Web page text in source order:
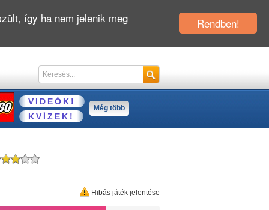
VIDEÓK!
KVÍZEK!
Még több
Hibás játék jelentése
Rendben!
így ha nem jelenik meg